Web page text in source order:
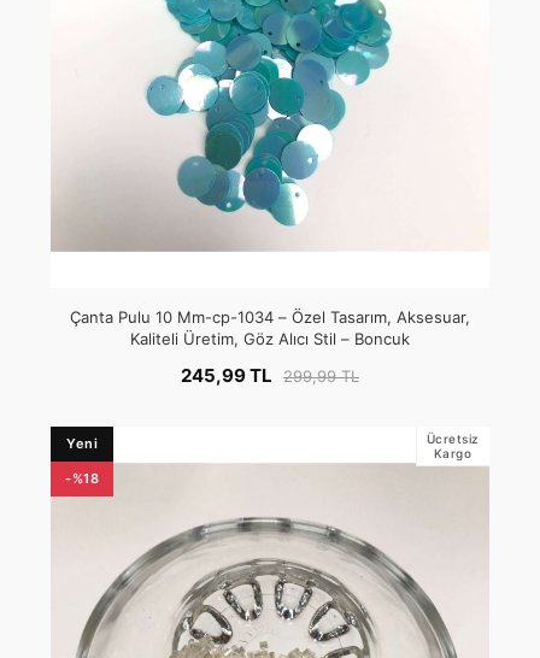
Çanta Pulu 10 Mm-cp-1034 – Özel Tasarım, Aksesuar,
Kaliteli Üretim, Göz Alıcı Stil – Boncuk
245,99 TL 299,99 TL
Yeni
-%18
Ücretsiz
Kargo